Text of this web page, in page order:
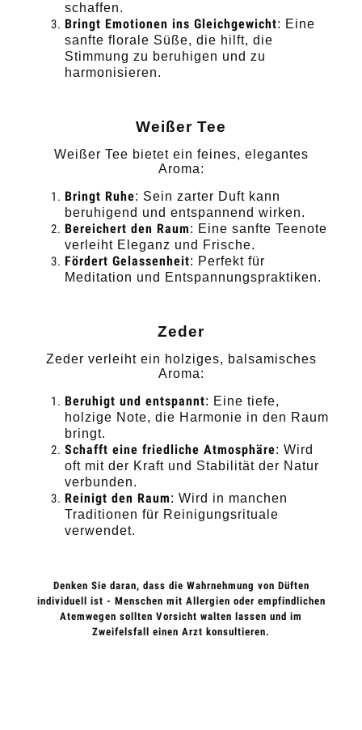
schaffen.
Bringt Emotionen ins Gleichgewicht: Eine
sanfte florale Süße, die hilft, die
Stimmung zu beruhigen und zu
harmonisieren.
Weißer Tee
Weißer Tee bietet ein feines, elegantes
Aroma:
Bringt Ruhe: Sein zarter Duft kann
beruhigend und entspannend wirken.
Bereichert den Raum: Eine sanfte Teenote
verleiht Eleganz und Frische.
Fördert Gelassenheit: Perfekt für
Meditation und Entspannungspraktiken.
Zeder
Zeder verleiht ein holziges, balsamisches
Aroma:
Beruhigt und entspannt: Eine tiefe,
holzige Note, die Harmonie in den Raum
bringt.
Schafft eine friedliche Atmosphäre: Wird
oft mit der Kraft und Stabilität der Natur
verbunden.
Reinigt den Raum: Wird in manchen
Traditionen für Reinigungsrituale
verwendet.
Denken Sie daran, dass die Wahrnehmung von Düften
individuell ist - Menschen mit Allergien oder empfindlichen
Atemwegen sollten Vorsicht walten lassen und im
Zweifelsfall einen Arzt konsultieren.